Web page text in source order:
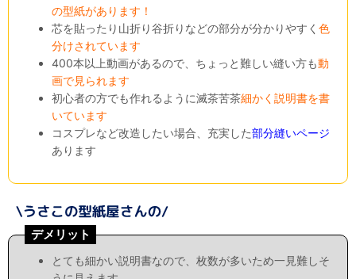
の型紙があります！
芯を貼ったり山折り谷折りなどの部分が分かりやすく色
分けされています
400本以上動画があるので、ちょっと難しい縫い方も動
画で見られます
初心者の方でも作れるように滅茶苦茶細かく説明書を書
いています
コスプレなど改造したい場合、充実した部分縫いページ
あります
デメリット
とても細かい説明書なので、枚数が多いため一見難しそ